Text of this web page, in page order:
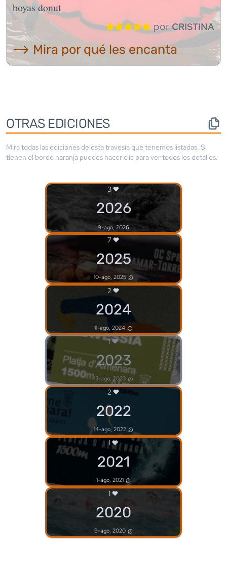
boyas donut
porCRISTINA
⟶ Mira por qué les encanta
OTRAS EDICIONES
Mira todas las ediciones de esta travesía que tenemos listadas. Si
tienen el borde naranja puedes hacer clic para ver todos los detalles.
3
2026
9-ago, 2026
7
2025
10-ago, 2025
2
2024
11-ago, 2024
1
2023
13-ago, 2023
2
2022
14-ago, 2022
1
2021
1-ago, 2021
1
2020
9-ago, 2020